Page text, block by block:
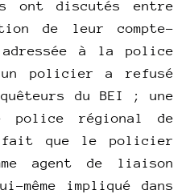
ont discutés entre
de leur compte-
à la police
policier a refusé
du BEI ; une
police régional de
fait que le policier
agent de liaison
impliqué dans